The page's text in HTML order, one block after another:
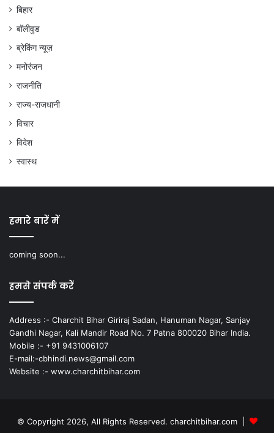
बिहार
बॉलीवुड
ब्रेकिंग न्यूज़
मनोरंजन
राजनीति
राज्य-राजधानी
विचार
विदेश
स्वास्थ
हमारे बारें में
coming soon...
हमसे संपर्क करें
Address :- Charchit Bihar Giriraj Sadan, Hanuman Nagar, Sanjay
Gandhi Nagar, Kali Mandir Road No. 7 Patna 800020 Bihar India.
Mobile :- +91 9431006107
E-mail:-cbhindi.news@gmail.com
Website :- www.charchitbihar.com
© Copyright 2026, All Rights Reserved. charchitbihar.com |